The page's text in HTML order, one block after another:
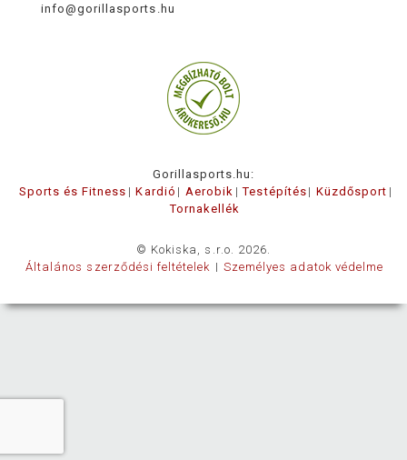
info@gorillasports.hu
Gorillasports.hu:
Sports és Fitness
Kardió Aerobik Testépítés
Küzdősport
Tornakellék
© Kokiska, s.r.o. 2026.
Általános szerződési feltételek
Személyes adatok védelme